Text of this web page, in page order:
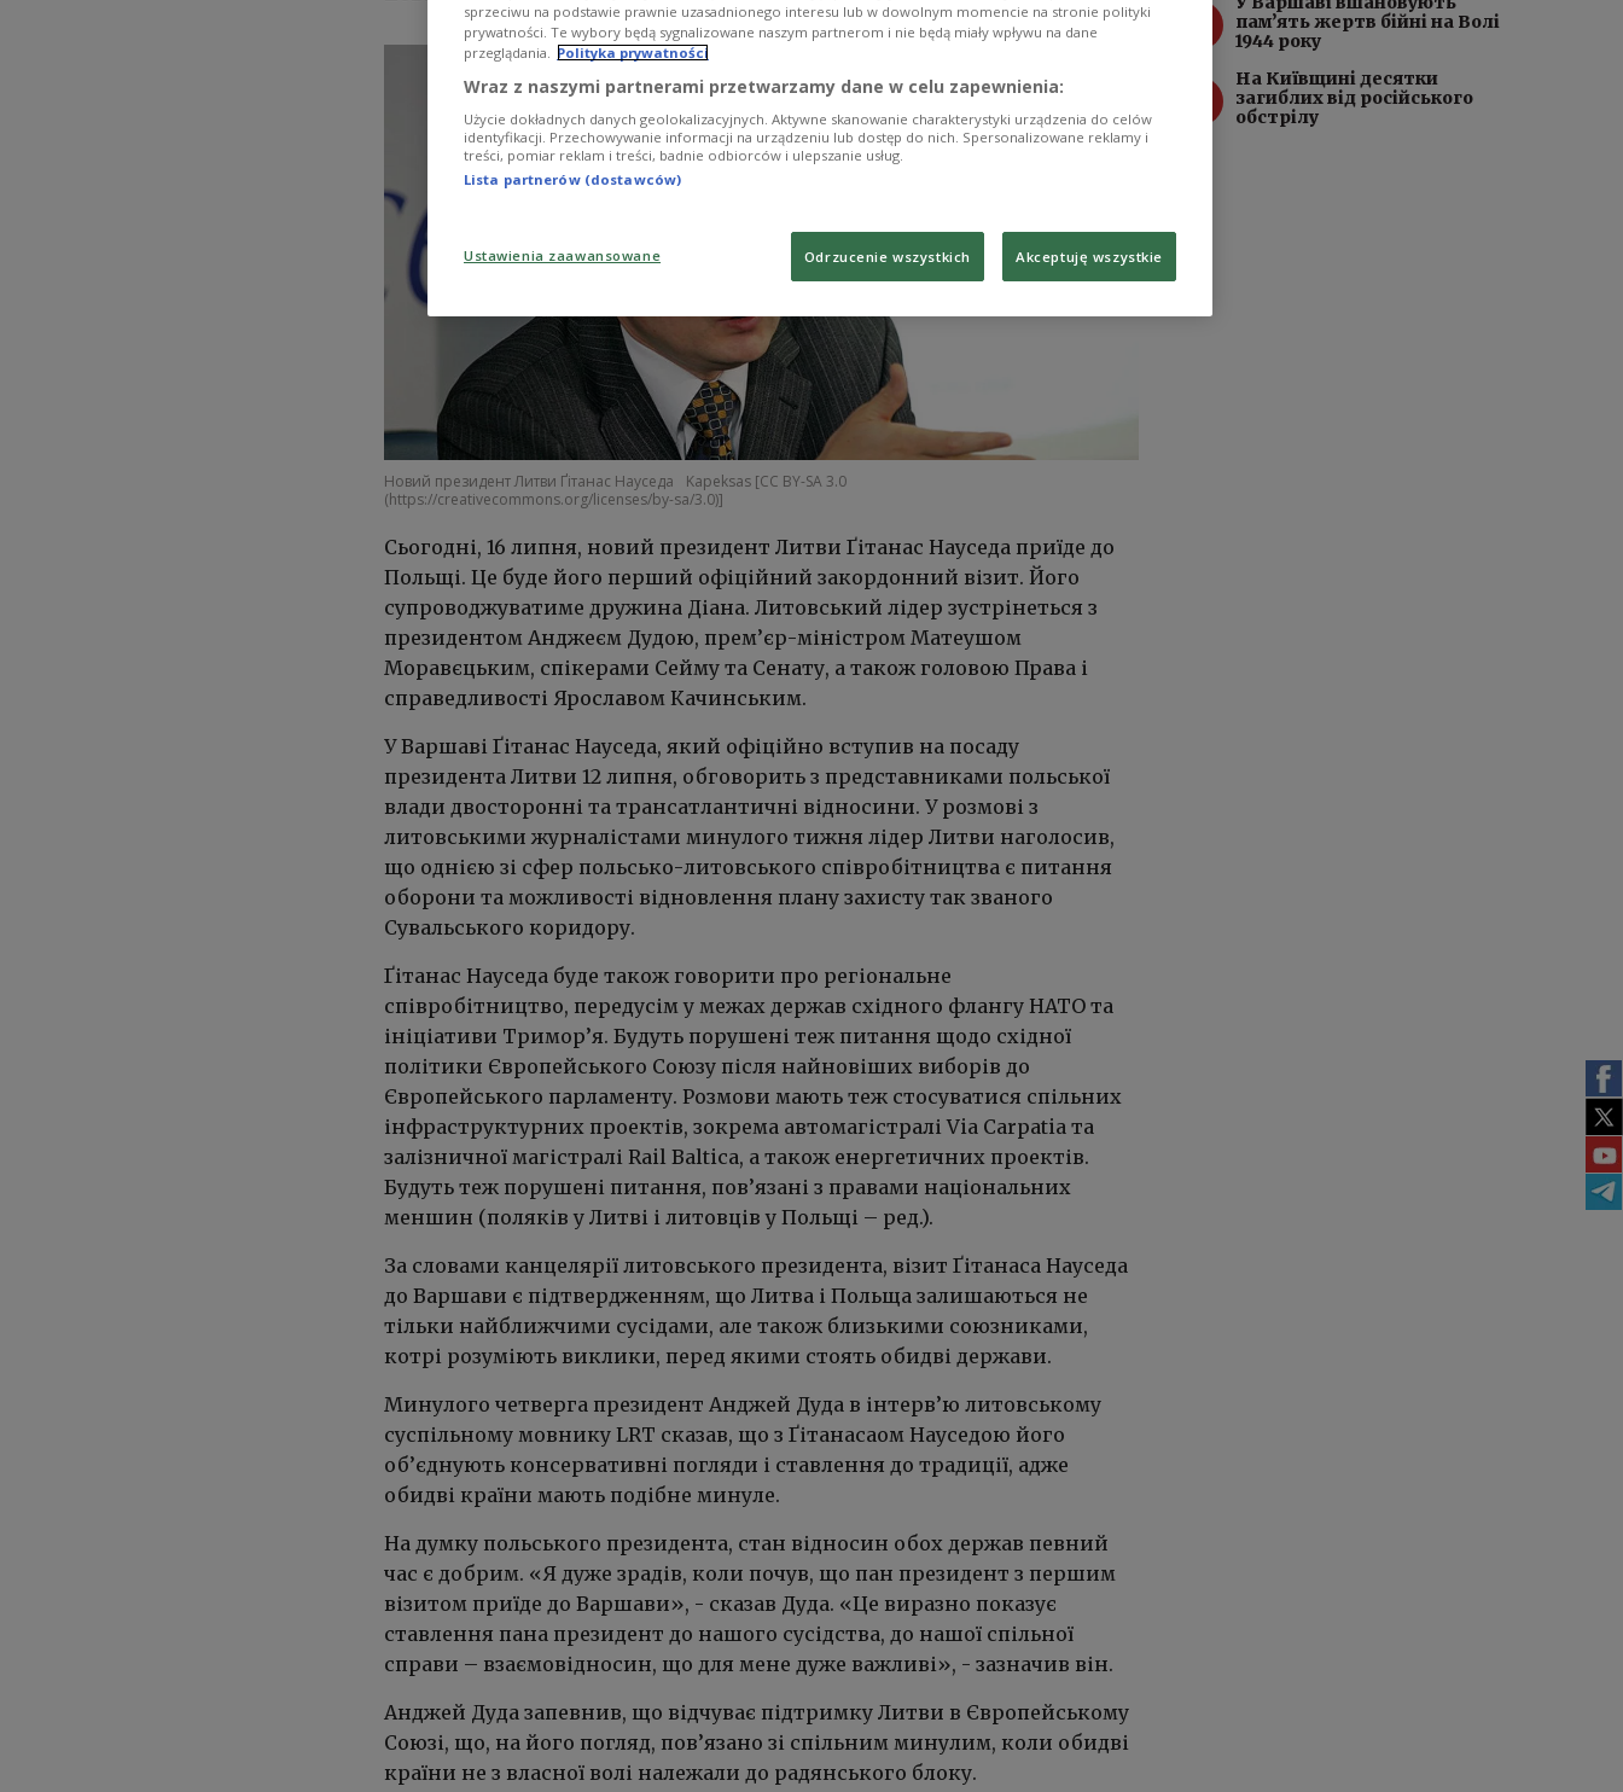
Новий президент Литви Ґітанас Науседа
Kapeksas [CC BY-SA 3.0
(https://creativecommons.org/licenses/by-sa/3.0)]
Сьогодні, 16 липня, новий президент Литви Ґітанас Науседа приїде до
Польщі. Це буде його перший офіційний закордонний візит. Його
супроводжуватиме дружина Діана. Литовський лідер зустрінеться з
президентом Анджеєм Дудою, прем’єр-міністром Матеушом
Моравєцьким, спікерами Сейму та Сенату, а також головою Права і
справедливості Ярославом Качинським.
У Варшаві Ґітанас Науседа, який офіційно вступив на посаду
президента Литви 12 липня, обговорить з представниками польської
влади двосторонні та трансатлантичні відносини. У розмові з
литовськими журналістами минулого тижня лідер Литви наголосив,
що однією зі сфер польсько-литовського співробітництва є питання
оборони та можливості відновлення плану захисту так званого
Сувальського коридору.
Ґітанас Науседа буде також говорити про регіональне
співробітництво, передусім у межах держав східного флангу НАТО та
ініціативи Тримор’я. Будуть порушені теж питання щодо східної
політики Європейського Союзу після найновіших виборів до
Європейського парламенту. Розмови мають теж стосуватися спільних
інфраструктурних проектів, зокрема автомагістралі Via Carpatia та
залізничної магістралі Rail Baltica, а також енергетичних проектів.
Будуть теж порушені питання, пов’язані з правами національних
меншин (поляків у Литві і литовців у Польщі – ред.).
За словами канцелярії литовського президента, візит Ґітанаса Науседа
до Варшави є підтвердженням, що Литва і Польща залишаються не
тільки найближчими сусідами, але також близькими союзниками,
котрі розуміють виклики, перед якими стоять обидві держави.
Минулого четверга президент Анджей Дуда в інтерв’ю литовському
суспільному мовнику LRT сказав, що з Ґітанасаом Науседою його
об’єднують консервативні погляди і ставлення до традиції, адже
обидві країни мають подібне минуле.
На думку польського президента, стан відносин обох держав певний
час є добрим. «Я дуже зрадів, коли почув, що пан президент з першим
візитом приїде до Варшави», - сказав Дуда. «Це виразно показує
ставлення пана президент до нашого сусідства, до нашої спільної
справи – взаємовідносин, що для мене дуже важливі», - зазначив він.
Анджей Дуда запевнив, що відчуває підтримку Литви в Європейському
Союзі, що, на його погляд, пов’язано зі спільним минулим, коли обидві
країни не з власної волі належали до радянського блоку.
пам’ять жертв бійні на Волі
1944 року
На Київщині десятки
загиблих від російського
обстрілу
sprzeciwu na podstawie prawnie uzasadnionego interesu lub w dowolnym momencie na stronie polityki
prywatności. Te wybory będą sygnalizowane naszym partnerom i nie będą miały wpływu na dane
przeglądania.
Polityka prywatności
Wraz z naszymi partnerami przetwarzamy dane w celu zapewnienia:
Użycie dokładnych danych geolokalizacyjnych. Aktywne skanowanie charakterystyki urządzenia do celów
identyfikacji. Przechowywanie informacji na urządzeniu lub dostęp do nich. Spersonalizowane reklamy i
treści, pomiar reklam i treści, badnie odbiorców i ulepszanie usług.
Lista partnerów (dostawców)
Ustawienia zaawansowane Odrzucenie wszystkich Akceptuję wszystkie